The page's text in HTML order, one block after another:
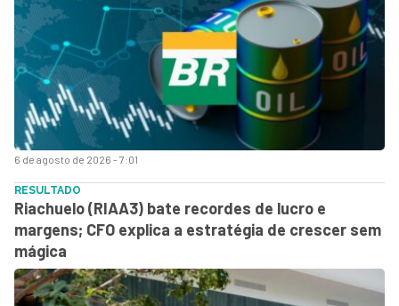
6 de agosto de 2026 - 7:01
RESULTADO
Riachuelo (RIAA3) bate recordes de lucro e
margens; CFO explica a estratégia de crescer sem
mágica